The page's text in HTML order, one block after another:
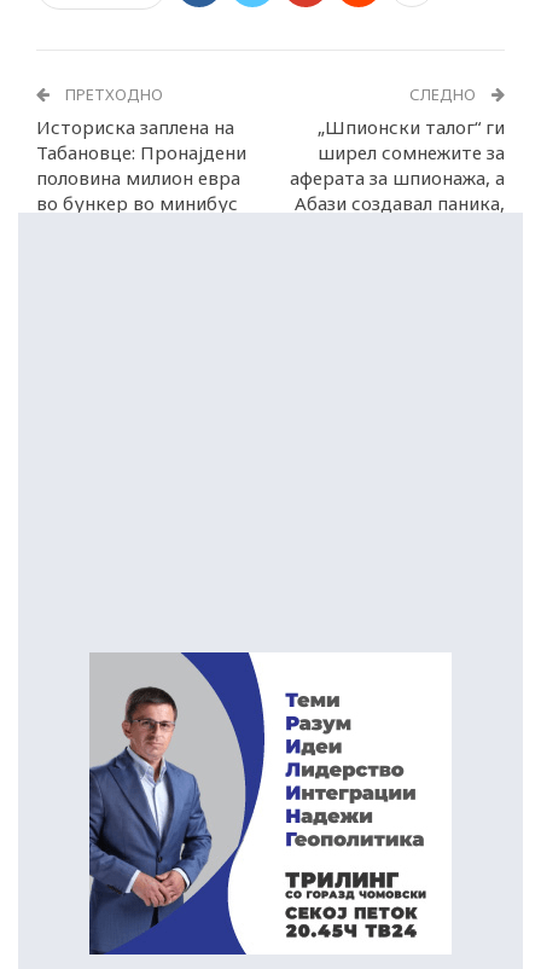
ПРЕТХОДНО
Историска заплена на
Табановце: Пронајдени
половина милион евра
во бункер во минибус
СЛЕДНО
„Шпионски талог“ ги
ширел сомнежите за
аферата за шпионажа, а
Абази создавал паника,